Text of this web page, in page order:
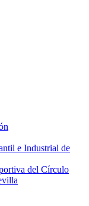
e Industrial de
del Círculo